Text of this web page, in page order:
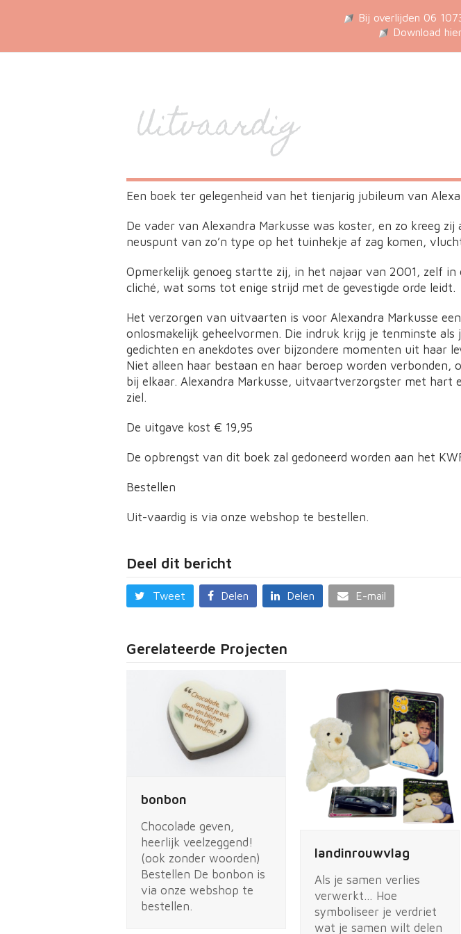
Bij overlijden 06
Download
Uitvaardig
Een boek ter gelegenheid van het tienjarig jubileum van
De vader van Alexandra Markusse was koster, en zo kreeg
neuspunt van zo’n type op het tuinhekje af zag komen,
Opmerkelijk genoeg startte zij, in het najaar van 2001, zelf
cliché, wat soms tot enige strijd met de gevestigde orde leidt.
Het verzorgen van uitvaarten is voor Alexandra Markusse
onlosmakelijk geheelvormen. Die indruk krijg je tenminste
gedichten en anekdotes over bijzondere momenten uit haar
Niet alleen haar bestaan en haar beroep worden
bij elkaar. Alexandra Markusse, uitvaartverzorgster met hart
ziel.
De uitgave kost € 19,95
De opbrengst van dit boek zal gedoneerd worden aan het
Bestellen
Uit-vaardig is via onze webshop te bestellen.
Deel dit bericht
Tweet Delen Delen E-mail
Gerelateerde Projecten
bonbon
Chocolade geven,
heerlijk veelzeggend!
(ook zonder woorden)
Bestellen De bonbon is
via onze webshop te
bestellen.
landinrouwvlag
Als je samen verlies
verwerkt… Hoe
symboliseer je verdriet
wat je samen wilt delen